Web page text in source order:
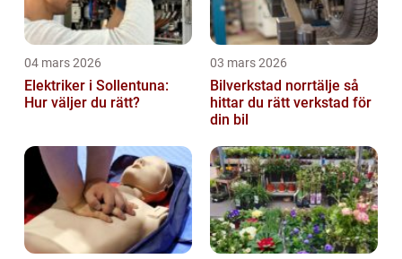
04 mars 2026
Elektriker i Sollentuna:
Hur väljer du rätt?
03 mars 2026
Bilverkstad norrtälje så
hittar du rätt verkstad för
din bil